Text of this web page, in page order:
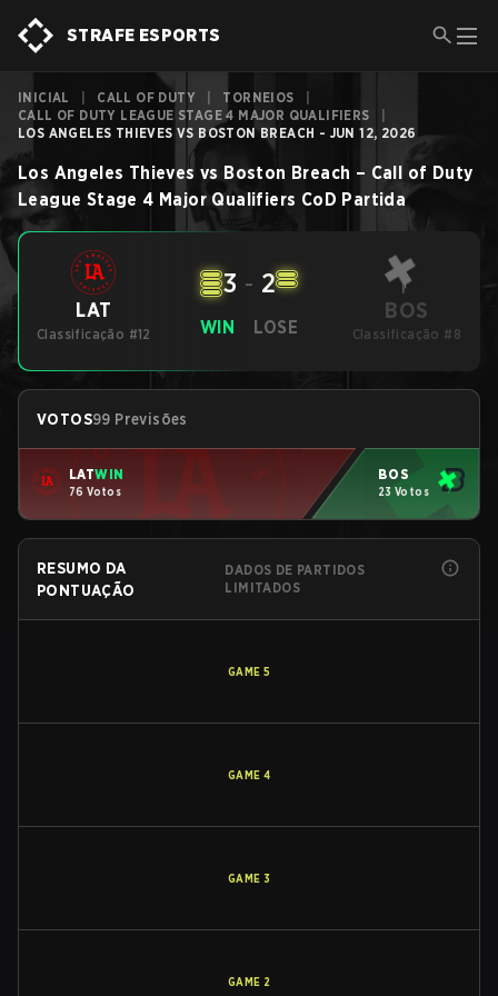
STRAFE ESPORTS
INICIAL CALL OF DUTY TORNEIOS
CALL OF DUTY LEAGUE STAGE 4 MAJOR QUALIFIERS
LOS ANGELES THIEVES VS BOSTON BREACH - JUN 12, 2026
Los Angeles Thieves vs Boston Breach – Call of Duty
League Stage 4 Major Qualifiers CoD Partida
LAT
Classificação #12 WIN
3 - 2
LOSE
BOS
Classificação #8
VOTOS99 Previsões
LATWIN
76 Votos
BOS
23 Votos
RESUMO DA
PONTUAÇÃO
DADOS DE PARTIDOS
LIMITADOS
GAME 5
GAME 4
GAME 3
GAME 2